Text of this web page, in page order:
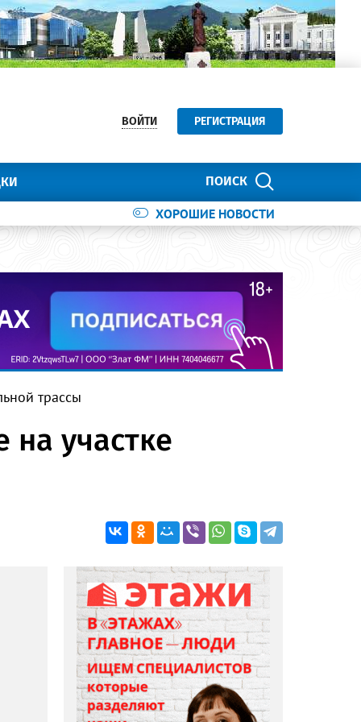
ВОЙТИ РЕГИСТРАЦИЯ
ПОИСК
ХОРОШИЕ НОВОСТИ
трассы
участке